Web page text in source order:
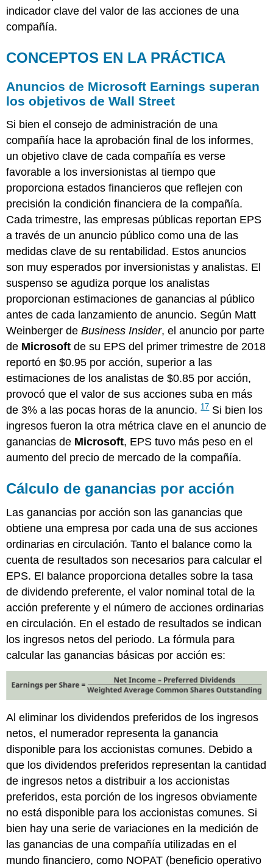
indicador clave del valor de las acciones de una
compañía.
CONCEPTOS EN LA PRÁCTICA
Anuncios de Microsoft Earnings superan
los objetivos de Wall Street
Si bien el consejo de administración de una
compañía hace la aprobación final de los informes,
un objetivo clave de cada compañía es verse
favorable a los inversionistas al tiempo que
proporciona estados financieros que reflejen con
precisión la condición financiera de la compañía.
Cada trimestre, las empresas públicas reportan EPS
a través de un anuncio público como una de las
medidas clave de su rentabilidad. Estos anuncios
son muy esperados por inversionistas y analistas. El
suspenso se agudiza porque los analistas
proporcionan estimaciones de ganancias al público
antes de cada lanzamiento de anuncio. Según Matt
Weinberger deBusiness Insider, el anuncio por parte
de Microsoft de su EPS del primer trimestre de 2018
reportó en $0.95 por acción, superior a las
estimaciones de los analistas de $0.85 por acción,
provocó que el valor de sus acciones suba en más
de 3% a las pocas horas de la anuncio.17Si bien los
ingresos fueron la otra métrica clave en el anuncio de
ganancias de Microsoft, EPS tuvo más peso en el
aumento del precio de mercado de la compañía.
Cálculo de ganancias por acción
Las ganancias por acción son las ganancias que
obtiene una empresa por cada una de sus acciones
ordinarias en circulación. Tanto el balance como la
cuenta de resultados son necesarios para calcular el
EPS. El balance proporciona detalles sobre la tasa
de dividendo preferente, el valor nominal total de la
acción preferente y el número de acciones ordinarias
en circulación. En el estado de resultados se indican
los ingresos netos del periodo. La fórmula para
calcular las ganancias básicas por acción es:
Al eliminar los dividendos preferidos de los ingresos
netos, el numerador representa la ganancia
disponible para los accionistas comunes. Debido a
que los dividendos preferidos representan la cantidad
de ingresos netos a distribuir a los accionistas
preferidos, esta porción de los ingresos obviamente
no está disponible para los accionistas comunes. Si
bien hay una serie de variaciones en la medición de
las ganancias de una compañía utilizadas en el
mundo financiero, como NOPAT (beneficio operativo